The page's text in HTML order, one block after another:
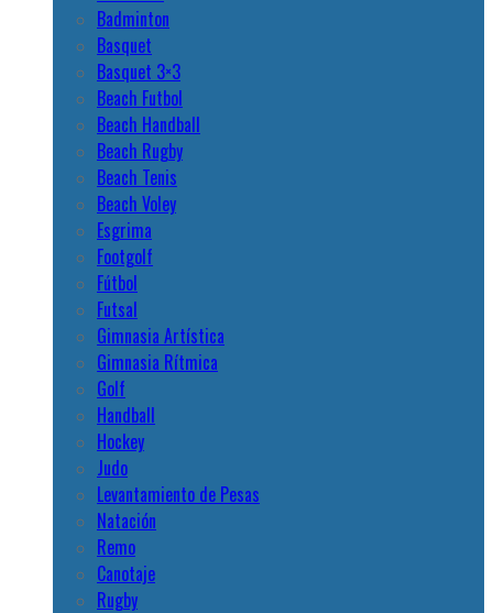
Badminton
Basquet
Basquet 3×3
Beach Futbol
Beach Handball
Beach Rugby
Beach Tenis
Beach Voley
Esgrima
Footgolf
Fútbol
Futsal
Gimnasia Artística
Gimnasia Rítmica
Golf
Handball
Hockey
Judo
Levantamiento de Pesas
Natación
Remo
Canotaje
Rugby